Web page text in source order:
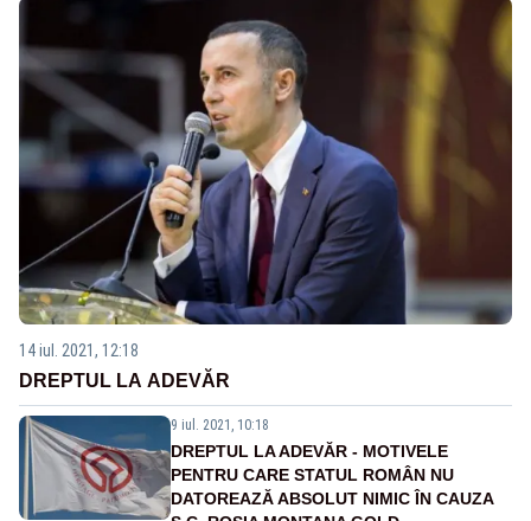
14 iul. 2021, 12:18
DREPTUL LA ADEVĂR
9 iul. 2021, 10:18
DREPTUL LA ADEVĂR - MOTIVELE
PENTRU CARE STATUL ROMÂN NU
DATOREAZĂ ABSOLUT NIMIC ÎN CAUZA